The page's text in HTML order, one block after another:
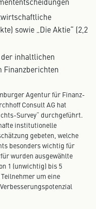
sowie „Die Aktie“ (2,2
inhaltlichen
Finanzberichten
Agentur für Finanz-
Consult AG hat
Survey“ durchgeführt.
institutionelle
gebeten, welche
besonders wichtig für
wurden ausgewählte
1 (unwichtig) bis 5
um eine